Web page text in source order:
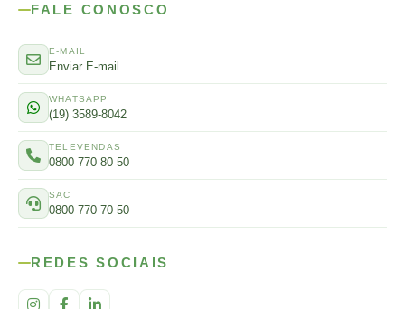
FALE CONOSCO
E-MAIL
Enviar E-mail
WHATSAPP
(19) 3589-8042
TELEVENDAS
0800 770 80 50
SAC
0800 770 70 50
REDES SOCIAIS